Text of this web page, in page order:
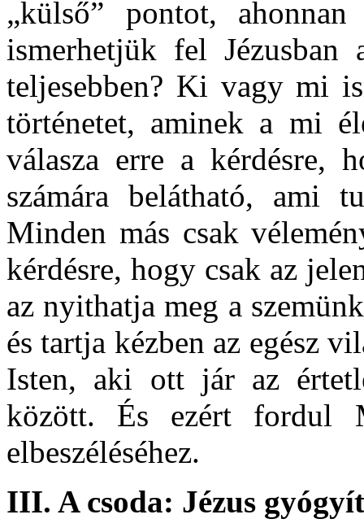
„külső” pontot,
ismerhetjük fel
teljesebben? Ki vagy mi
történetet, aminek a mi
válasza erre a kérdésre,
számára belátható, ami
Minden más csak
kérdésre, hogy csak az
az nyithatja meg a
és tartja kézben az egész
Isten, aki ott jár az
között. És ezért fordul
elbeszéléséhez.
III. A csoda: Jézus